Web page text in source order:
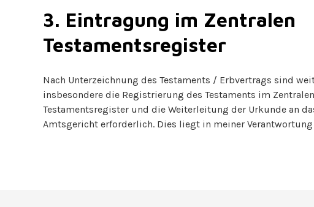
3. Eintragung im Zentralen
Testamentsregister
Nach Unterzeichnung des Testaments / Erbvertrags sind
insbesondere die Registrierung des Testaments im Zentralen
Testamentsregister und die Weiterleitung der Urkunde an
Amtsgericht erforderlich. Dies liegt in meiner